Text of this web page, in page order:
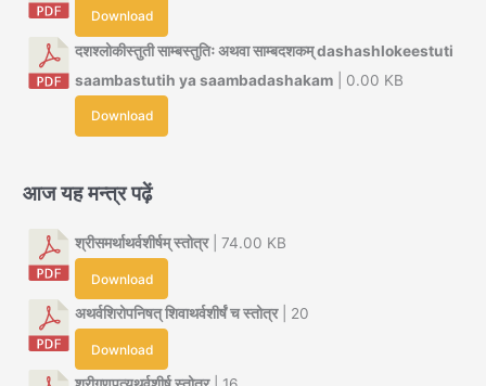
Download
दशश्लोकीस्तुती साम्बस्तुतिः अथवा साम्बदशकम् dashashlokeestuti
saambastutih ya saambadashakam | 0.00 KB
Download
आज यह मन्त्र पढ़ें
श्रीसमर्थाथर्वशीर्षम् स्तोत्र| 74.00 KB
Download
अथर्वशिरोपनिषत् शिवाथर्वशीर्षं च स्तोत्र| 20
Download